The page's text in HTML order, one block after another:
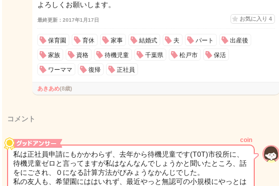
よろしくお願いします。
最終更新：2017年1月17日 お気に入り 4
保育園 育休 家事 結婚式 夫 パート 出産後
家族 資格 待機児童 千葉県 松戸市 保活
ワーママ 復帰 正社員
あきあめ(8歳)
コメント
coin
私は正社員申請にもかかわらず、去年から待機児童です(T0T)市役所に、
待機児童ゼロと言ってますが私はなんなんでしょうかと聞いたところ、話
をにごされ、０になる計算方法がびみょうなかんじでした。
私の友人も、希望園にははいれず、最近やっと無認可の小規模にやっとは